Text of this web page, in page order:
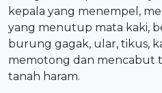
kepala yang menempel,
yang menutup mata kaki,
burung gagak, ular, tikus,
memotong dan
tanah haram.